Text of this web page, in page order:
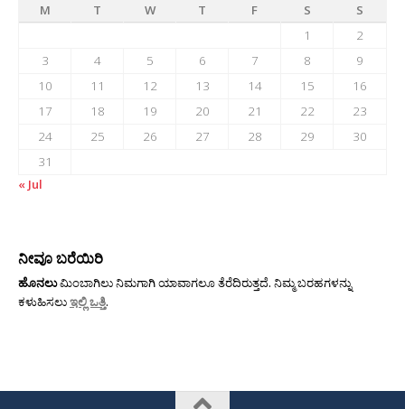
M
T W T F S
S
1
2
3
4 5 6 7 8
9
10
11 12 13 14 15
16
17
18 19 20 21 22
23
24
25 26 27 28 29
30
31
« Jul
ನೀವೂ ಬರೆಯಿರಿ
ಹೊನಲುಮಿಂಬಾಗಿಲು ನಿಮಗಾಗಿ ಯಾವಾಗಲೂ ತೆರೆದಿರುತ್ತದೆ. ನಿಮ್ಮ ಬರಹಗಳನ್ನು
ಕಳುಹಿಸಲುಇಲ್ಲಿ ಒತ್ತಿ.